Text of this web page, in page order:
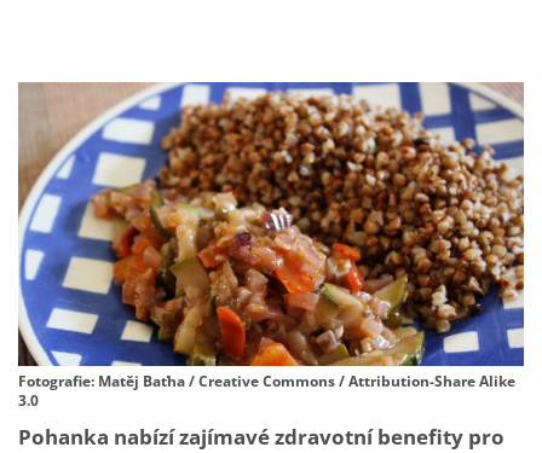
Fotografie: Matěj Baťha / Creative Commons / Attribution-Share Alike
3.0
Pohanka nabízí zajímavé zdravotní benefity pro